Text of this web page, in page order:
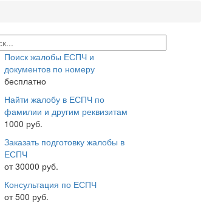
Поиск жалобы ЕСПЧ и
документов по номеру
бесплатно
Найти жалобу в ЕСПЧ по
фамилии и другим реквизитам
1000 руб.
Заказать подготовку жалобы в
ЕСПЧ
от 30000 руб.
Консультация по ЕСПЧ
от 500 руб.